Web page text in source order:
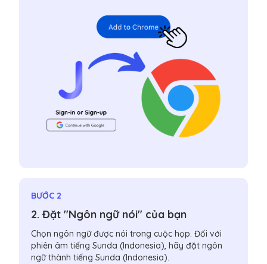
BƯỚC 2
2. Đặt "Ngôn ngữ nói" của bạn
Chọn ngôn ngữ được nói trong cuộc họp. Đối với
phiên âm tiếng Sunda (Indonesia), hãy đặt ngôn
ngữ thành tiếng Sunda (Indonesia).